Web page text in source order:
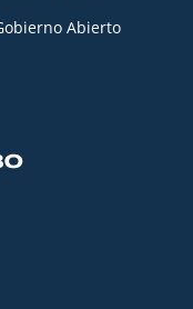
Abierto